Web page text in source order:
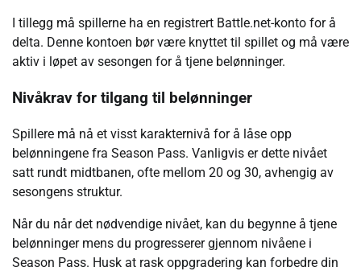
I tillegg må spillerne ha en registrert Battle.net-konto for å
delta. Denne kontoen bør være knyttet til spillet og må være
aktiv i løpet av sesongen for å tjene belønninger.
Nivåkrav for tilgang til belønninger
Spillere må nå et visst karakternivå for å låse opp
belønningene fra Season Pass. Vanligvis er dette nivået
satt rundt midtbanen, ofte mellom 20 og 30, avhengig av
sesongens struktur.
Når du når det nødvendige nivået, kan du begynne å tjene
belønninger mens du progresserer gjennom nivåene i
Season Pass. Husk at rask oppgradering kan forbedre din